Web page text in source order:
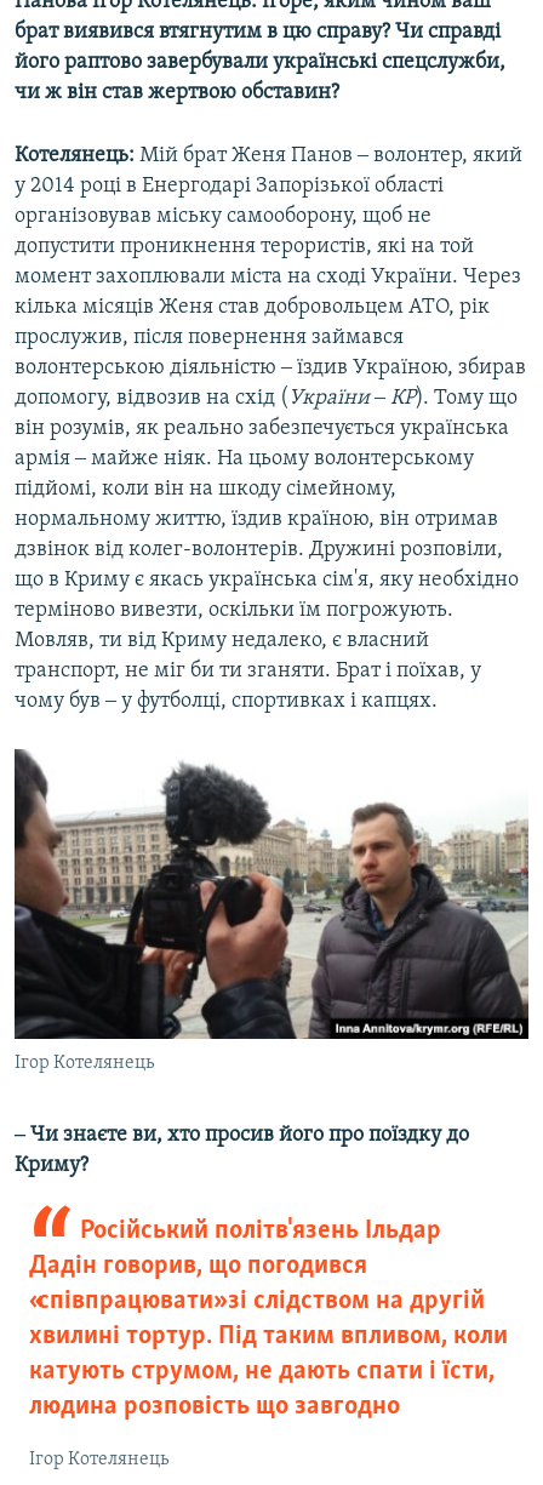
брат виявився втягнутим в цю справу? Чи справді
його раптово завербували українські спецслужби,
чи ж він став жертвою обставин?
Котелянець: Мій брат Женя Панов ‒ волонтер, який
у 2014 році в Енергодарі Запорізької області
організовував міську самооборону, щоб не
допустити проникнення терористів, які на той
момент захоплювали міста на сході України. Через
кілька місяців Женя став добровольцем АТО, рік
прослужив, після повернення займався
волонтерською діяльністю ‒ їздив Україною, збирав
допомогу, відвозив на схід ( України ‒ КР). Тому що
він розумів, як реально забезпечується українська
армія ‒ майже ніяк. На цьому волонтерському
підйомі, коли він на шкоду сімейному,
нормальному життю, їздив країною, він отримав
дзвінок від колег-волонтерів. Дружині розповіли,
що в Криму є якась українська сім'я, яку необхідно
терміново вивезти, оскільки їм погрожують.
Мовляв, ти від Криму недалеко, є власний
транспорт, не міг би ти зганяти. Брат і поїхав, у
чому був ‒ у футболці, спортивках і капцях.
Ігор Котелянець
‒ Чи знаєте ви, хто просив його про поїздку до
Криму?
Російський політв'язень Ільдар
Дадін говорив, що погодився
«співпрацювати» зі слідством на другій
хвилині тортур. Під таким впливом, коли
катують струмом, не дають спати і їсти,
людина розповість що завгодно
Ігор Котелянець